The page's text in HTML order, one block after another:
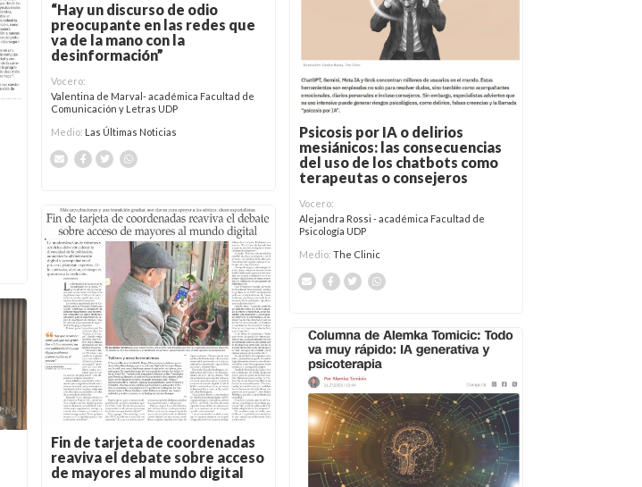
“Hay un discurso de odio
preocupante en las redes que
va de la mano con la
desinformación”
Vocero:
Valentina de Marval- académica Facultad de
Comunicación y Letras UDP
Medio: Las Últimas Noticias
Psicosis por IA o delirios
mesiánicos: las consecuencias
del uso de los chatbots como
terapeutas o consejeros
Vocero:
Alejandra Rossi - académica Facultad de
Psicología UDP
Medio: The Clinic
Fin de tarjeta de coordenadas
reaviva el debate sobre acceso
de mayores al mundo digital